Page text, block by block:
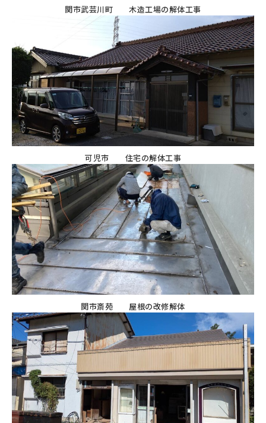
関市武芸川町 木造工場の解体工事
可児市 住宅の解体工事
関市斎苑 屋根の改修解体